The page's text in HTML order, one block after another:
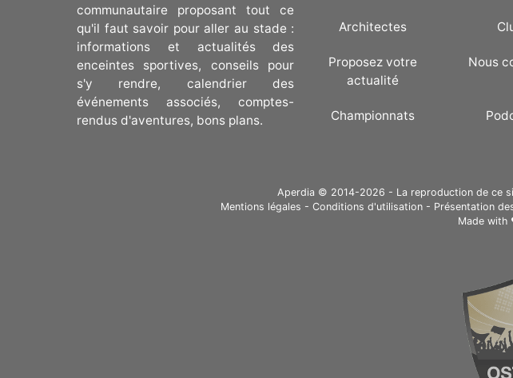
communautaire proposant tout ce
qu'il faut savoir pour aller au stade :
informations et actualités des
enceintes sportives, conseils pour
s'y rendre, calendrier des
événements associés, comptes-
rendus d'aventures, bons plans.
Architectes
Proposez votre
actualité
Nous
Championnats
Aperdia © 2014-2026 - La reproduction de ce
Mentions légales - Conditions d'utilisation - Présentation
Made with